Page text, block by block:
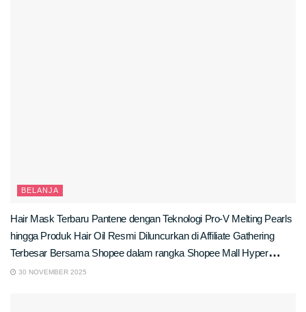
BELANJA
Hair Mask Terbaru Pantene dengan Teknologi Pro-V Melting Pearls
hingga Produk Hair Oil Resmi Diluncurkan di Affiliate Gathering
Terbesar Bersama Shopee dalam rangka Shopee Mall Hyper
Brand Day!
30 NOVEMBER 2025